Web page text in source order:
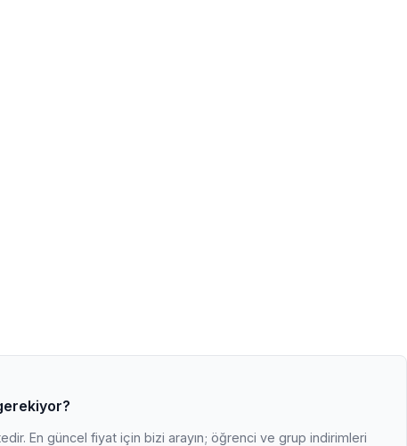
En güncel fiyat için bizi arayın; öğrenci ve grup indirimleri